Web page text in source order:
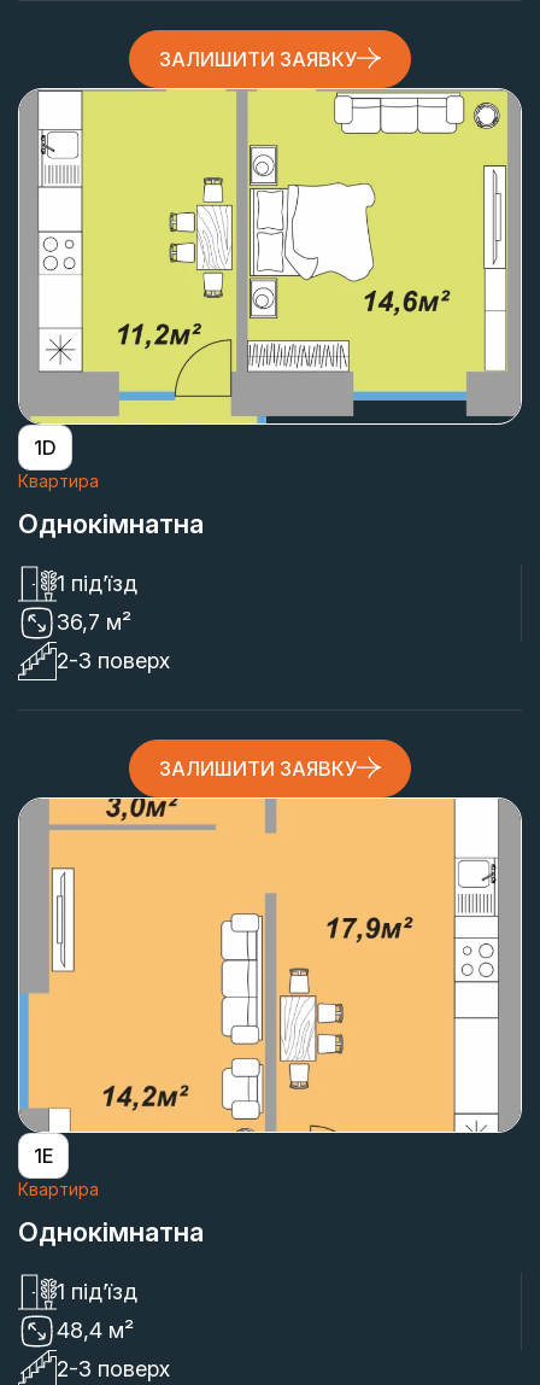
ЗАЛИШИТИ ЗАЯВКУ
1D
Квартира
Однокімнатна
1 під’їзд
36,7 м²
2-3 поверх
ЗАЛИШИТИ ЗАЯВКУ
1Е
Квартира
Однокімнатна
1 під’їзд
48,4 м²
2-3 поверх